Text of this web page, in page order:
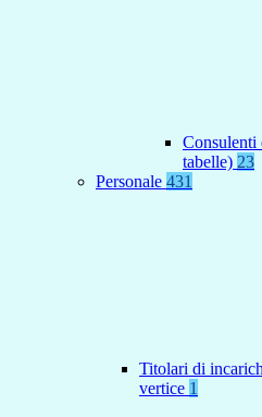
Consulenti
tabelle) 23
Personale 431
Titolari di
vertice 1